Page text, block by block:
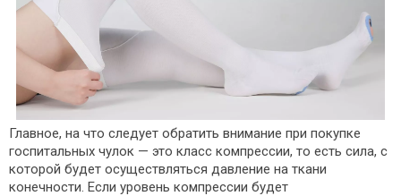
Главное, на что следует обратить внимание при покупке
госпитальных чулок — это класс компрессии, то есть сила, с
которой будет осуществляться давление на ткани
конечности. Если уровень компрессии будет